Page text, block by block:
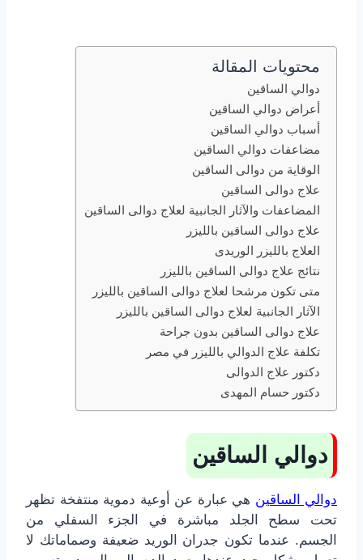
محتويات المقالة
دوالي الساقين
أعراض دوالي الساقين
أسباب دوالي الساقين
مضاعفات دوالي الساقين
الوقاية من دوالى الساقين
علاج دوالى الساقين
المضاعفات والآثار الجانبية لعلاج دوالى الساقين
علاج دوالى الساقين بالليزر
العلاج بالليزر الوريدى
نتائج علاج دوالى الساقين بالليزر
متى تكون مرشحا لعلاج دوالى الساقين بالليزر
الآثار الجانبية لعلاج دوالى الساقين بالليزر
علاج دوالى الساقين بدون جراحة
تكلفة علاج الدوالي بالليزر في مصر
دكتور علاج الدوالى
دكتور حسام المهدى
دوالي الساقين
دوالي الساقين هي عبارة عن أوعية دموية منتفخة تظهر
تحت سطح الجلد مباشرة في الجزء السفلي من
الجسم. عندما تكون جدران الوريد ضعيفة وصماماتك لا